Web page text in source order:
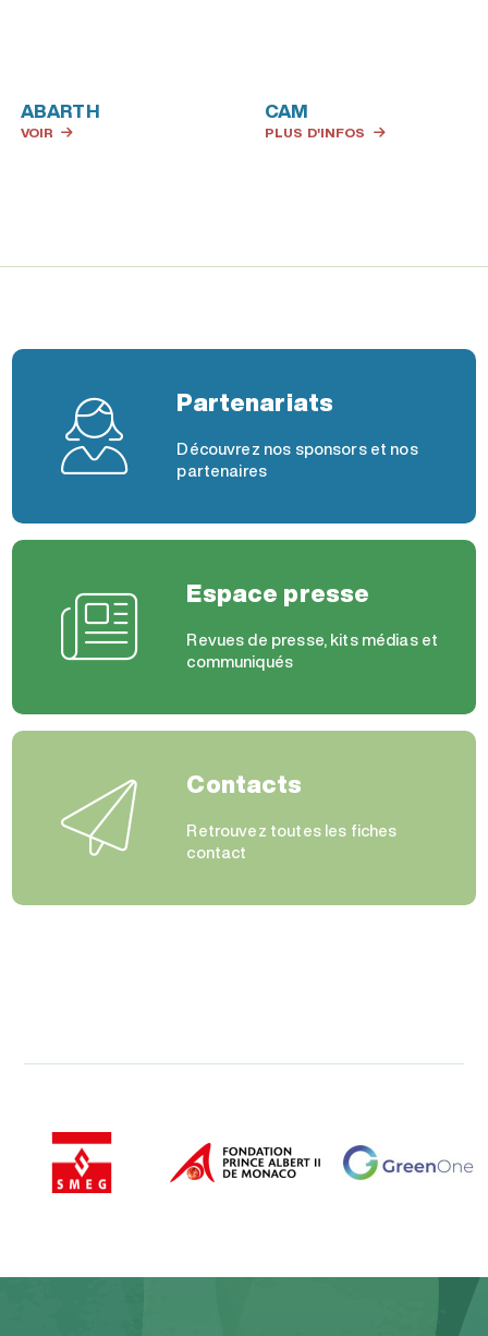
ABARTH
VOIR
CAM
PLUS D'INFOS
Partenariats
Découvrez nos sponsors et nos
partenaires
Espace presse
Revues de presse, kits médias et
communiqués
Contacts
Retrouvez toutes les fiches
contact